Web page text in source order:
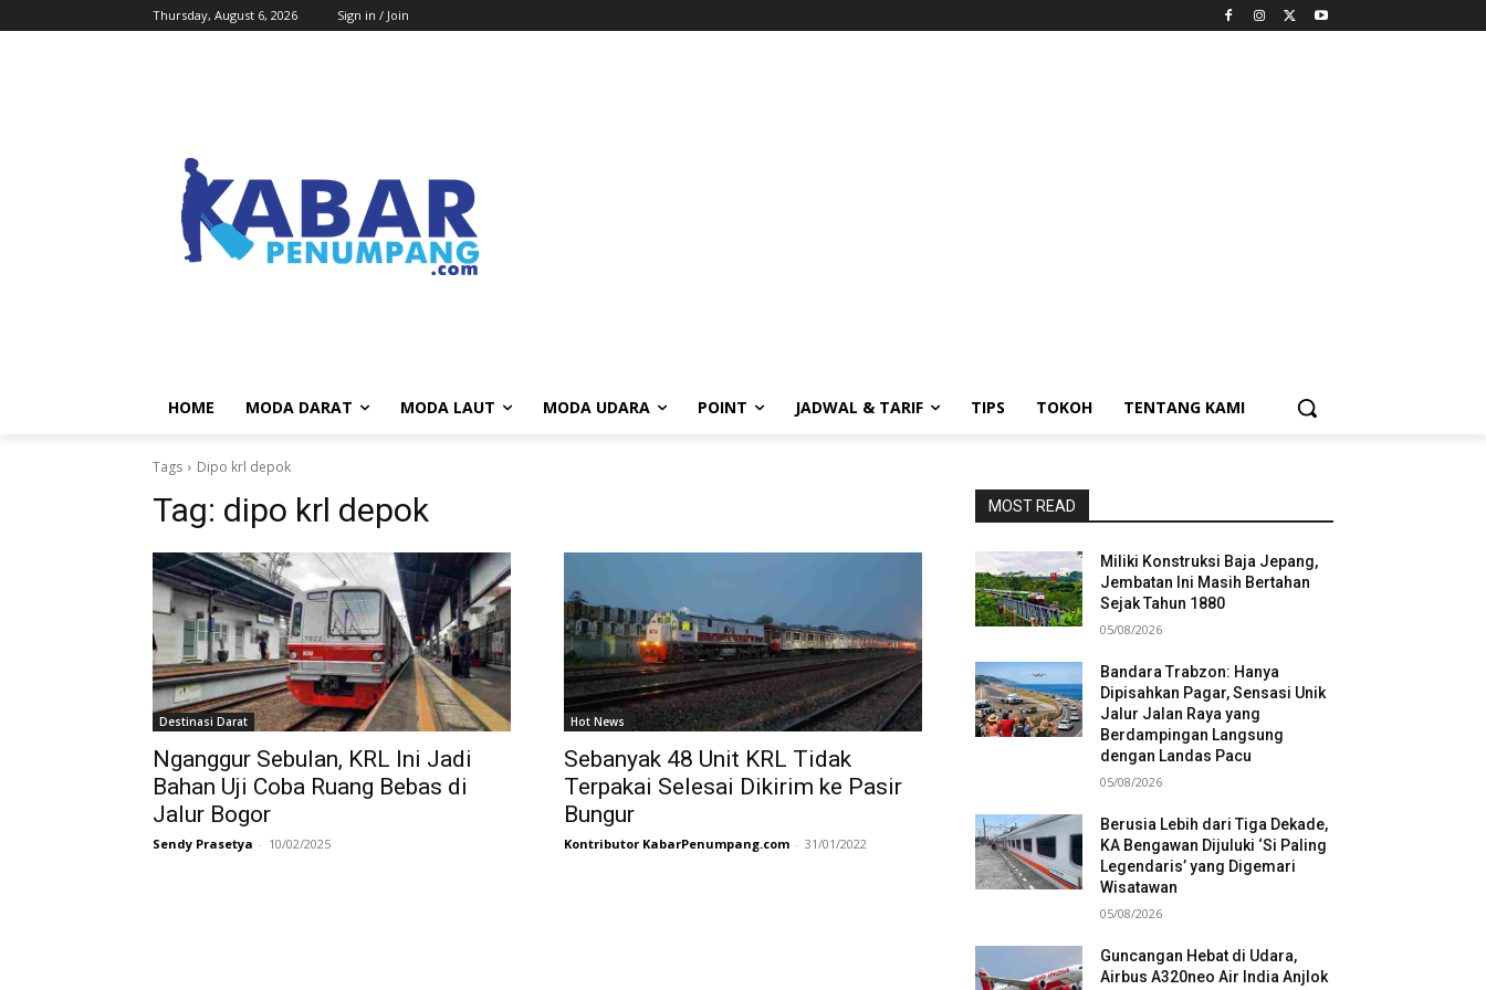
Thursday, August 6, 2026 Sign in / Join
HOME MODA DARAT MODA LAUT MODA UDARA POINT JADWAL & TARIF TIPS TOKOH TENTANG KAMI
Tags Dipo krl depok
Tag: dipo krl depok
Destinasi Darat
Nganggur Sebulan, KRL Ini Jadi
Bahan Uji Coba Ruang Bebas di
Jalur Bogor
Sendy Prasetya - 10/02/2025
Hot News
Sebanyak 48 Unit KRL Tidak
Terpakai Selesai Dikirim ke Pasir
Bungur
Kontributor KabarPenumpang.com - 31/01/2022
MOST READ
Miliki Konstruksi Baja Jepang,
Jembatan Ini Masih Bertahan
Sejak Tahun 1880
05/08/2026
Bandara Trabzon: Hanya
Dipisahkan Pagar, Sensasi Unik
Jalur Jalan Raya yang
Berdampingan Langsung
dengan Landas Pacu
05/08/2026
Berusia Lebih dari Tiga Dekade,
KA Bengawan Dijuluki ‘Si Paling
Legendaris’ yang Digemari
Wisatawan
05/08/2026
Guncangan Hebat di Udara,
Airbus A320neo Air India Anjlok